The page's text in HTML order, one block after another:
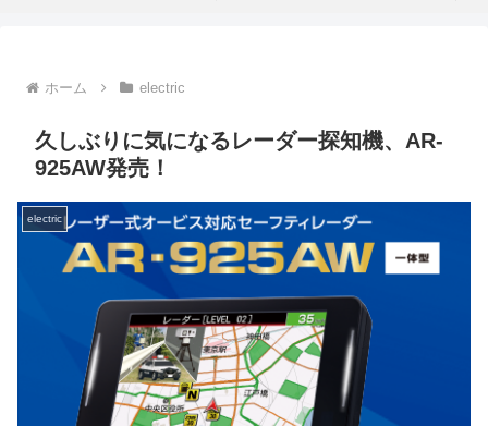
ホーム electric
久しぶりに気になるレーダー探知機、AR-
925AW発売！
electric